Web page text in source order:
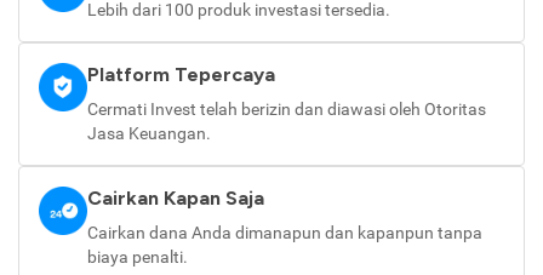
Lebih dari 100 produk investasi tersedia.
Platform Tepercaya
Cermati Invest telah berizin dan diawasi oleh Otoritas
Jasa Keuangan.
Cairkan Kapan Saja
Cairkan dana Anda dimanapun dan kapanpun tanpa
biaya penalti.